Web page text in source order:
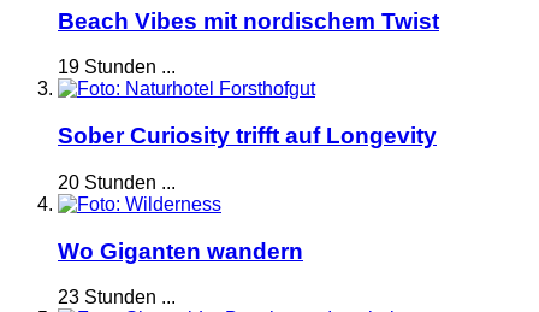
Beach Vibes mit nordischem Twist
19 Stunden ...
Sober Curiosity trifft auf Longevity
20 Stunden ...
Wo Giganten wandern
23 Stunden ...